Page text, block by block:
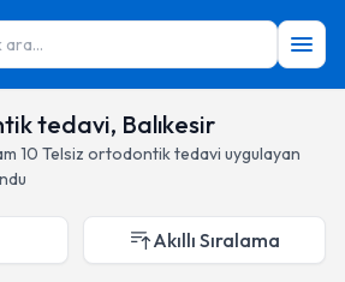
ara...
tedavi, Balıkesir
10 Telsiz ortodontik tedavi uygulayan
Akıllı Sıralama